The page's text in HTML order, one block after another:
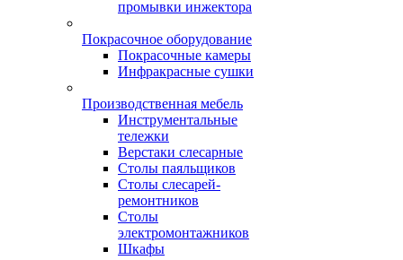
промывки инжектора
Покрасочное оборудование
Покрасочные камеры
Инфракрасные сушки
Производственная мебель
Инструментальные
тележки
Верстаки слесарные
Столы паяльщиков
Столы слесарей-
ремонтников
Столы
электромонтажников
Шкафы